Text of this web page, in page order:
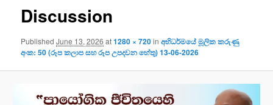
Discussion
PublishedJune 13, 2026 at1280 × 720inඅභිධර්මයේ මූලික කරුණු
අංක: 50 (රූප කලාප සහ රූප උපදවන හේතු) 13-06-2026